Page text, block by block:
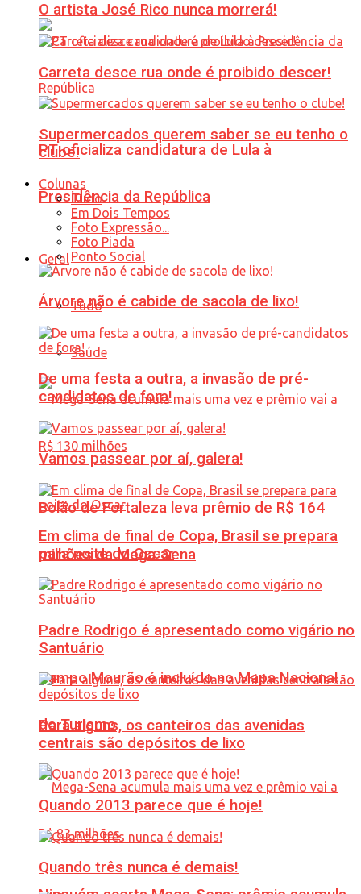
PT oficializa candidatura de Lula à
Presidência da República
Geral
Tudo
Saúde
Bolão de Fortaleza leva prêmio de R$ 164
milhões da Mega-Sena
Campo Mourão é incluído no Mapa Nacional
do Turismo
O artista José Rico nunca morrerá!
Carreta desce rua onde é proibido descer!
Supermercados querem saber se eu tenho o
clube!
Colunas
Tudo
Em Dois Tempos
Foto Expressão...
Foto Piada
Ponto Social
Árvore não é cabide de sacola de lixo!
De uma festa a outra, a invasão de pré-
candidatos de fora!
Vamos passear por aí, galera!
Em clima de final de Copa, Brasil se prepara
para noite do Oscar
Padre Rodrigo é apresentado como vigário no
Santuário
Para alguns, os canteiros das avenidas
centrais são depósitos de lixo
Quando 2013 parece que é hoje!
Quando três nunca é demais!